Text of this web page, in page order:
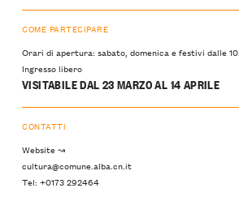
COME PARTECIPARE
Orari di apertura: sabato, domenica e festivi dalle
Ingresso libero
VISITABILE DAL 23 MARZO AL 14 APRILE
CONTATTI
Website ↝
cultura@comune.alba.cn.it
Tel: +0173 292464